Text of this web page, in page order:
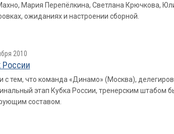
Мария Перепёлкина, Светлана Крючкова,
ожиданиях и настроении сборной.
2010
России
с тем, что команда «Динамо» (Москва),
этап Кубка России, тренерским штабом
составом.